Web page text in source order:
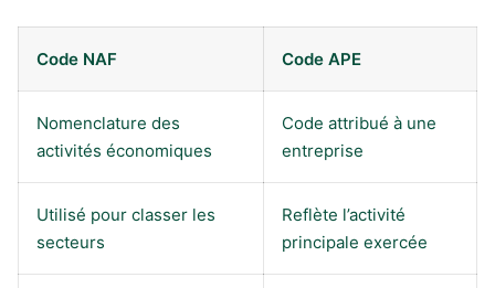
Code NAF Code APE
Nomenclature des
activités économiques
Code attribué à une
entreprise
Utilisé pour classer les
secteurs
Reflète l’activité
principale exercée